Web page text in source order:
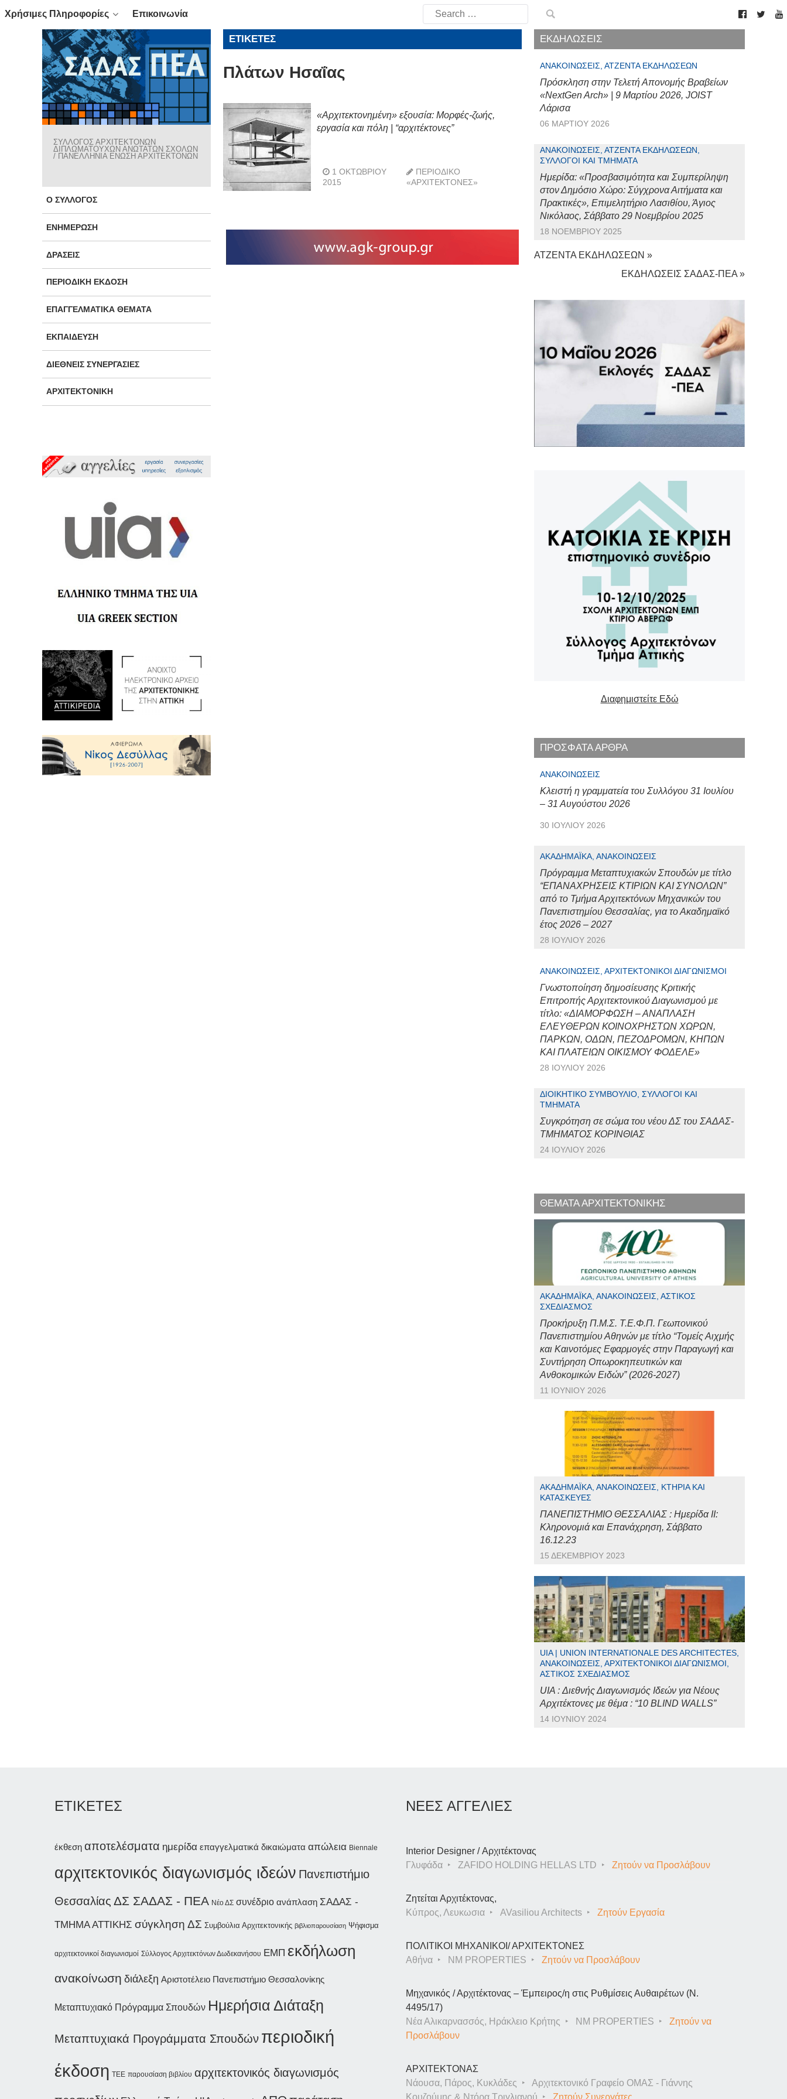
Χρήσιμες Πληροφορίες Επικοινωνία
Search
for:
ΣΥΛΛΟΓΟΣ ΑΡΧΙΤΕΚΤΟΝΩΝ
ΔΙΠΛΩΜΑΤΟΥΧΩΝ ΑΝΩΤΑΤΩΝ ΣΧΟΛΩΝ
/ ΠΑΝΕΛΛΗΝΙΑ ΕΝΩΣΗ ΑΡΧΙΤΕΚΤΟΝΩΝ
Ο ΣΎΛΛΟΓΟΣ
ΕΝΗΜΈΡΩΣΗ
ΔΡΆΣΕΙΣ
ΠΕΡΙΟΔΙΚΉ ΈΚΔΟΣΗ
ΕΠΑΓΓΕΛΜΑΤΙΚΆ ΘΈΜΑΤΑ
ΕΚΠΑΊΔΕΥΣΗ
ΔΙΕΘΝΕΊΣ ΣΥΝΕΡΓΑΣΊΕΣ
ΑΡΧΙΤΕΚΤΟΝΙΚΉ
ΕΤΙΚΈΤΕΣ
Πλάτων Ησαΐας
«Αρχιτεκτονημένη» εξουσία: Μορφές-ζωής,
εργασία και πόλη | “αρχιτέκτονες”
1 ΟΚΤΩΒΡΊΟΥ
2015
ΠΕΡΙΟΔΙΚΌ
«ΑΡΧΙΤΈΚΤΟΝΕΣ»
ΕΚΔΗΛΩΣΕΙΣ
ΑΝΑΚΟΙΝΏΣΕΙΣ, ΑΤΖΈΝΤΑ ΕΚΔΗΛΏΣΕΩΝ
Πρόσκληση στην Τελετή Απονομής Βραβείων
«NextGen Arch» | 9 Μαρτίου 2026, JOIST
Λάρισα
06 ΜΑΡΤΊΟΥ 2026
ΑΝΑΚΟΙΝΏΣΕΙΣ, ΑΤΖΈΝΤΑ ΕΚΔΗΛΏΣΕΩΝ,
ΣΎΛΛΟΓΟΙ ΚΑΙ ΤΜΉΜΑΤΑ
Ημερίδα: «Προσβασιμότητα και Συμπερίληψη
στον Δημόσιο Χώρο: Σύγχρονα Αιτήματα και
Πρακτικές», Επιμελητήριο Λασιθίου, Άγιος
Νικόλαος, Σάββατο 29 Νοεμβρίου 2025
18 ΝΟΕΜΒΡΊΟΥ 2025
ΑΤΖΕΝΤΑ ΕΚΔΗΛΩΣΕΩΝ »
ΕΚΔΗΛΩΣΕΙΣ ΣΑΔΑΣ-ΠΕΑ »
Διαφημιστείτε Εδώ
ΠΡΟΣΦΑΤΑ ΑΡΘΡΑ
ΑΝΑΚΟΙΝΏΣΕΙΣ
Κλειστή η γραμματεία του Συλλόγου 31 Ιουλίου
– 31 Αυγούστου 2026
30 ΙΟΥΛΊΟΥ 2026
ΑΚΑΔΗΜΑΪΚΆ, ΑΝΑΚΟΙΝΏΣΕΙΣ
Πρόγραμμα Μεταπτυχιακών Σπουδών με τίτλο
“ΕΠΑΝΑΧΡΗΣΕΙΣ ΚΤΙΡΙΩΝ ΚΑΙ ΣΥΝΟΛΩΝ”
από το Τμήμα Αρχιτεκτόνων Μηχανικών του
Πανεπιστημίου Θεσσαλίας, για το Ακαδημαϊκό
έτος 2026 – 2027
28 ΙΟΥΛΊΟΥ 2026
ΑΝΑΚΟΙΝΏΣΕΙΣ, ΑΡΧΙΤΕΚΤΟΝΙΚΟΊ ΔΙΑΓΩΝΙΣΜΟΊ
Γνωστοποίηση δημοσίευσης Κριτικής
Επιτροπής Αρχιτεκτονικού Διαγωνισμού με
τίτλο: «ΔΙΑΜΟΡΦΩΣΗ – ΑΝΑΠΛΑΣΗ
ΕΛΕΥΘΕΡΩΝ ΚΟΙΝΟΧΡΗΣΤΩΝ ΧΩΡΩΝ,
ΠΑΡΚΩΝ, ΟΔΩΝ, ΠΕΖΟΔΡΟΜΩΝ, ΚΗΠΩΝ
ΚΑΙ ΠΛΑΤΕΙΩΝ ΟΙΚΙΣΜΟΥ ΦΟΔΕΛΕ»
28 ΙΟΥΛΊΟΥ 2026
ΔΙΟΙΚΗΤΙΚΌ ΣΥΜΒΟΎΛΙΟ, ΣΎΛΛΟΓΟΙ ΚΑΙ
ΤΜΉΜΑΤΑ
Συγκρότηση σε σώμα του νέου ΔΣ του ΣΑΔΑΣ-
ΤΜΗΜΑΤΟΣ ΚΟΡΙΝΘΙΑΣ
24 ΙΟΥΛΊΟΥ 2026
ΘΕΜΑΤΑ ΑΡΧΙΤΕΚΤΟΝΙΚΗΣ
ΑΚΑΔΗΜΑΪΚΆ, ΑΝΑΚΟΙΝΏΣΕΙΣ, ΑΣΤΙΚΌΣ
ΣΧΕΔΙΑΣΜΌΣ
Προκήρυξη Π.Μ.Σ. Τ.Ε.Φ.Π. Γεωπονικού
Πανεπιστημίου Αθηνών με τίτλο “Τομείς Αιχμής
και Καινοτόμες Εφαρμογές στην Παραγωγή και
Συντήρηση Οπωροκηπευτικών και
Ανθοκομικών Ειδών” (2026-2027)
11 ΙΟΥΝΊΟΥ 2026
ΑΚΑΔΗΜΑΪΚΆ, ΑΝΑΚΟΙΝΏΣΕΙΣ, ΚΤΉΡΙΑ ΚΑΙ
ΚΑΤΑΣΚΕΥΈΣ
ΠΑΝΕΠΙΣΤΗΜΙΟ ΘΕΣΣΑΛΙΑΣ : Ημερίδα ΙΙ:
Κληρονομιά και Επανάχρηση, Σάββατο
16.12.23
15 ΔΕΚΕΜΒΡΊΟΥ 2023
UIA | UNION INTERNATIONALE DES ARCHITECTES,
ΑΝΑΚΟΙΝΏΣΕΙΣ, ΑΡΧΙΤΕΚΤΟΝΙΚΟΊ ΔΙΑΓΩΝΙΣΜΟΊ,
ΑΣΤΙΚΌΣ ΣΧΕΔΙΑΣΜΌΣ
UIA : Διεθνής Διαγωνισμός Ιδεών για Νέους
Αρχιτέκτονες με θέμα : “10 BLIND WALLS”
14 ΙΟΥΝΊΟΥ 2024
ΕΤΙΚΕΤΕΣ
έκθεση αποτελέσματα ημερίδα επαγγελματικά δικαιώματα απώλεια Biennale
αρχιτεκτονικός διαγωνισμός ιδεών Πανεπιστήμιο
Θεσσαλίας ΔΣ ΣΑΔΑΣ - ΠΕΑ Νέο ΔΣ συνέδριο ανάπλαση ΣΑΔΑΣ -
ΤΜΗΜΑ ΑΤΤΙΚΗΣ σύγκληση ΔΣ Συμβούλια Αρχιτεκτονικής βιβλιοπαρουσίαση Ψήφισμα
αρχιτεκτονικοί διαγωνισμοί Σύλλογος Αρχιτεκτόνων Δωδεκανήσου ΕΜΠ εκδήλωση
ανακοίνωση διάλεξη Αριστοτέλειο Πανεπιστήμιο Θεσσαλονίκης
Μεταπτυχιακό Πρόγραμμα Σπουδών Ημερήσια Διάταξη
Μεταπτυχιακά Προγράμματα Σπουδών περιοδική
έκδοση
ΤΕΕ παρουσίαση βιβλίου αρχιτεκτονικός διαγωνισμός
ΝΕΕΣ ΑΓΓΕΛΙΕΣ
Interior Designer / Αρχιτέκτονας
Γλυφάδα
ZAFIDO HOLDING HELLAS LTD Ζητούν να Προσλάβουν
Ζητείται Αρχιτέκτονας,
Κύπρος, Λευκωσια
AVasiliou Architects Ζητούν Εργασία
ΠΟΛΙΤΙΚΟΙ ΜΗΧΑΝΙΚΟΙ/ ΑΡΧΙΤΕΚΤΟΝΕΣ
Αθήνα
NM PROPERTIES Ζητούν να Προσλάβουν
Μηχανικός / Αρχιτέκτονας – Έμπειρος/η στις Ρυθμίσεις Αυθαιρέτων (Ν.
4495/17)
Νέα Αλικαρνασσός, Ηράκλειο Κρήτης
NM PROPERTIES
Ζητούν να
Προσλάβουν
ΑΡΧΙΤΕΚΤΟΝΑΣ
Νάουσα, Πάρος, Κυκλάδες
Αρχιτεκτονικό Γραφείο ΟΜΑΣ - Γιάννης